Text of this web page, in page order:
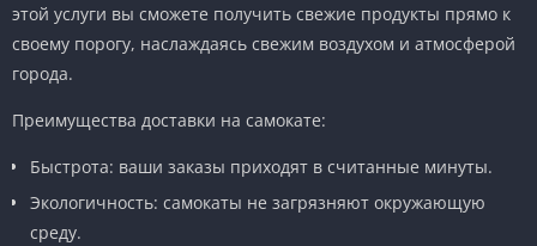
этой услуги вы сможете получить свежие продукты прямо к
своему порогу, наслаждаясь свежим воздухом и атмосферой
города.
Преимущества доставки на самокате:
Быстрота: ваши заказы приходят в считанные минуты.
Экологичность: самокаты не загрязняют окружающую
среду.